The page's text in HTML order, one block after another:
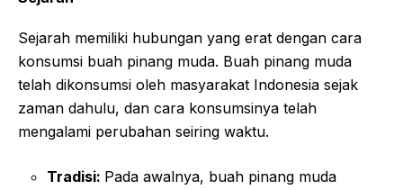
Sejarah memiliki hubungan yang erat dengan cara
konsumsi buah pinang muda. Buah pinang muda
telah dikonsumsi oleh masyarakat Indonesia sejak
zaman dahulu, dan cara konsumsinya telah
mengalami perubahan seiring waktu.
Tradisi: Pada awalnya, buah pinang muda